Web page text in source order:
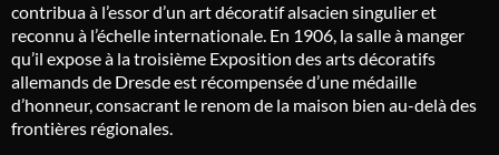
contribua à l’essor d’un art décoratif alsacien singulier et
reconnu à l’échelle internationale. En 1906, la salle à manger
qu’il expose à la troisième Exposition des arts décoratifs
allemands de Dresde est récompensée d’une médaille
d’honneur, consacrant le renom de la maison bien au-delà des
frontières régionales.